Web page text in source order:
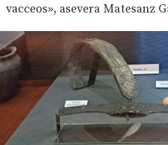
vacceos», asevera Matesanz